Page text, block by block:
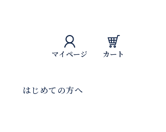
マイページ カート
はじめての方へ